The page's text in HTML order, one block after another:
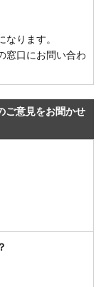
ります。
窓口にお問い合わ
ご意見をお聞かせ